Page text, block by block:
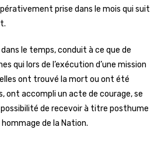
prise dans le mois qui suit
le temps, conduit à ce que de
qui lors de l’exécution d’une mission
ont trouvé la mort ou ont été
ont accompli un acte de courage, se
de recevoir à titre posthume
de la Nation.